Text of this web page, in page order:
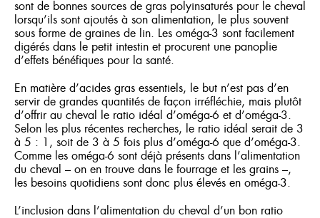
sont de bonnes sources de gras polyinsaturés pour le cheval
lorsqu’ils sont ajoutés à son alimentation, le plus souvent
sous forme de graines de lin. Les oméga-3 sont facilement
digérés dans le petit intestin et procurent une panoplie
d’effets bénéfiques pour la santé.
En matière d’acides gras essentiels, le but n’est pas d’en
servir de grandes quantités de façon irréfléchie, mais plutôt
d’offrir au cheval le ratio idéal d’oméga-6 et d’oméga-3.
Selon les plus récentes recherches, le ratio idéal serait de 3
à 5 : 1, soit de 3 à 5 fois plus d’oméga-6 que d’oméga-3.
Comme les oméga-6 sont déjà présents dans l’alimentation
du cheval – on en trouve dans le fourrage et les grains –,
les besoins quotidiens sont donc plus élevés en oméga-3.
L’inclusion dans l’alimentation du cheval d’un bon ratio